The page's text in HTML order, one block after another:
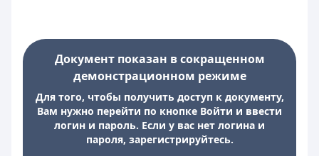
Документ показан в сокращенном
демонстрационном режиме
Для того, чтобы получить доступ к документу,
Вам нужно перейти по кнопке Войти и ввести
логин и пароль. Если у вас нет логина и
пароля, зарегистрируйтесь.